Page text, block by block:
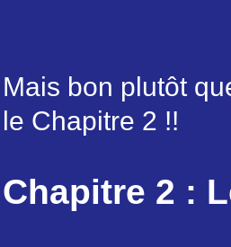
Mais bon plutôt
le Chapitre 2 !!
Chapitre 2 :